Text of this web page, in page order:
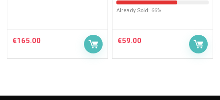
€165.00
Already Sold: 66%
€59.00